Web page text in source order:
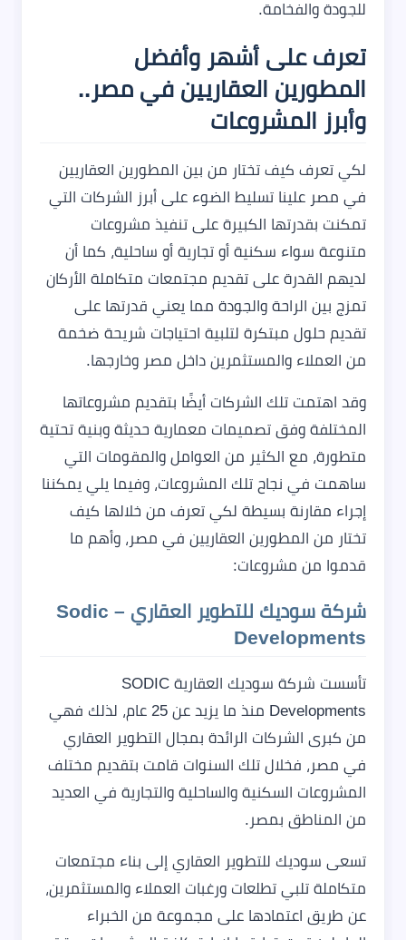
للجودة والفخامة.
تعرف على أشهر وأفضل
المطورين العقاريين في مصر..
وأبرز المشروعات
لكي تعرف كيف تختار من بين المطورين العقاريين
في مصر علينا تسليط الضوء على أبرز الشركات التي
تمكنت بقدرتها الكبيرة على تنفيذ مشروعات
متنوعة سواء سكنية أو تجارية أو ساحلية، كما أن
لديهم القدرة على تقديم مجتمعات متكاملة الأركان
تمزج بين الراحة والجودة مما يعني قدرتها على
تقديم حلول مبتكرة لتلبية احتياجات شريحة ضخمة
من العملاء والمستثمرين داخل مصر وخارجها.
وقد اهتمت تلك الشركات أيضًا بتقديم مشروعاتها
المختلفة وفق تصميمات معمارية حديثة وبنية تحتية
متطورة، مع الكثير من العوامل والمقومات التي
ساهمت في نجاح تلك المشروعات، وفيما يلي يمكننا
إجراء مقارنة بسيطة لكي تعرف من خلالها كيف
تختار من المطورين العقاريين في مصر، وأهم ما
قدموا من مشروعات:
شركة سوديك للتطوير العقاري – Sodic
Developments
تأسست شركة سوديك العقارية SODIC
Developments منذ ما يزيد عن 25 عام، لذلك فهي
من كبرى الشركات الرائدة بمجال التطوير العقاري
في مصر، فخلال تلك السنوات قامت بتقديم مختلف
المشروعات السكنية والساحلية والتجارية في العديد
من المناطق بمصر.
تسعى سوديك للتطوير العقاري إلى بناء مجتمعات
متكاملة تلبي تطلعات ورغبات العملاء والمستثمرين،
عن طريق اعتمادها على مجموعة من الخبراء